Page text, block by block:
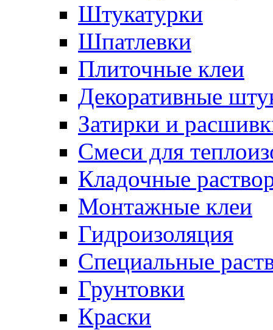
Штукатурки
Шпатлевки
Плиточные клеи
Декоративные
Затирки и
Смеси для
Кладочные
Монтажные клеи
Гидроизоляция
Специальные
Грунтовки
Краски